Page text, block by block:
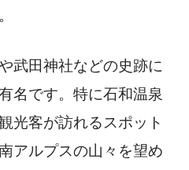
武田神社などの史跡に
名です。特に石和温泉
光客が訪れるスポット
アルプスの山々を望め